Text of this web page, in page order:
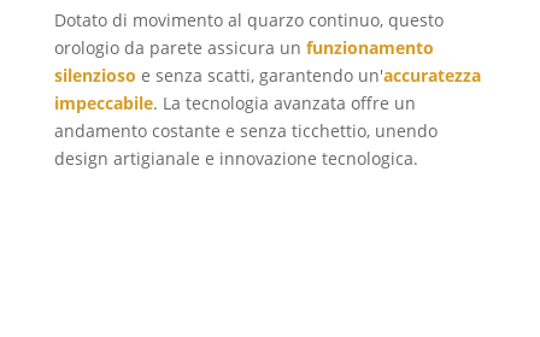
Dotato di movimento al quarzo continuo, questo
orologio da parete assicura un funzionamento
silenzioso e senza scatti, garantendo un'accuratezza
impeccabile. La tecnologia avanzata offre un
andamento costante e senza ticchettio, unendo
design artigianale e innovazione tecnologica.